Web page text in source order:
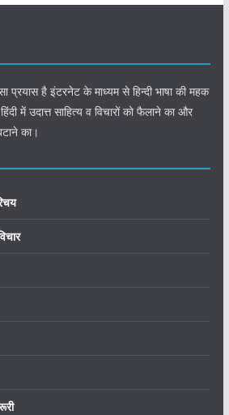
प्रयास है इंटरनेट के माध्यम से हिन्दी भाषा की महक
में उदात्त साहित्य व विचारों को फैलाने का और
का।